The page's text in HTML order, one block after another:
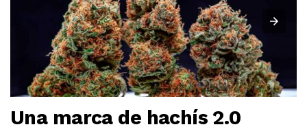
Una marca de hachís 2.0